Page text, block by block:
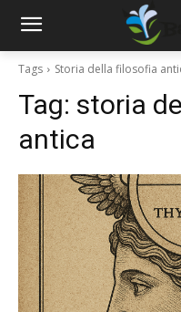
Tags Storia della filosofia
Tag: storia
antica